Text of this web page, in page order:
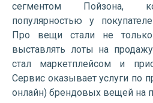
сегментом Пойзона,
популярностью у
Про вещи стали не
выставлять лоты на
стал маркетплейсом и
Сервис оказывает услуги по
онлайн) брендовых вещей на